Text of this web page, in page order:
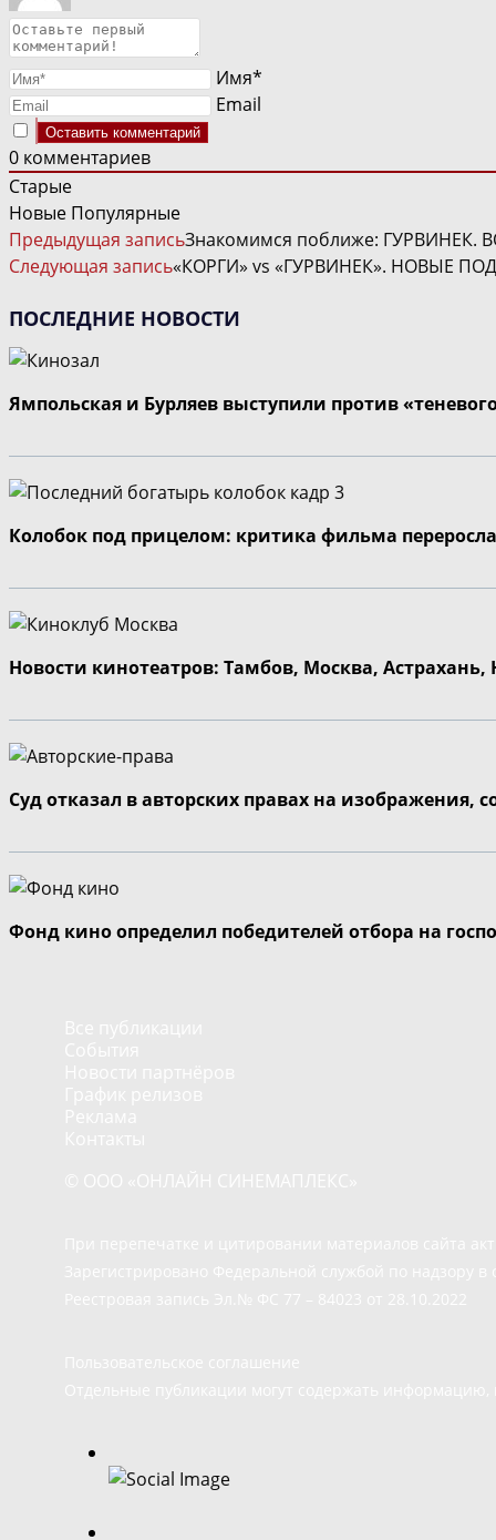
Имя*
Email
0 комментариев
Старые
Новые Популярные
ЧИТАТЬ
ДАЛЕЕ
СТАТЬИ
Предыдущая записьЗнакомимся поближе: ГУРВИНЕК.
Следующая запись«КОРГИ» vs «ГУРВИНЕК». НОВЫЕ
ПОСЛЕДНИЕ НОВОСТИ
Ямпольская и Бурляев выступили против
Колобок под прицелом: критика фильма
Новости кинотеатров: Тамбов, Москва,
Суд отказал в авторских правах на изображения,
Фонд кино определил победителей отбора на